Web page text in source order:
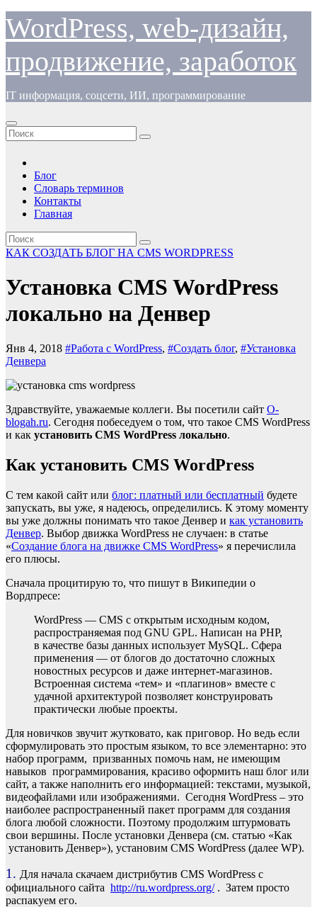
Перейти
к
содержимому
WordPress, web-дизайн,
продвижение, заработок
IT информация, соцсети, ИИ, программирование
Блог
Словарь терминов
Контакты
Главная
КАК СОЗДАТЬ БЛОГ НА CMS WORDPRESS
Установка CMS WordPress
локально на Денвер
Янв 4, 2018 #Работа с WordPress, #Создать блог, #Установка
Денвера
Здравствуйте, уважаемые коллеги. Вы посетили сайт O-
blogah.ru. Сегодня побеседуем о том, что такое CMS WordPress
и как установить CMS WordPress локально.
Как установить CMS WordPress
С тем какой сайт или блог: платный или бесплатный будете
запускать, вы уже, я надеюсь, определились. К этому моменту
вы уже должны понимать что такое Денвер и как установить
Денвер. Выбор движка WordPress не случаен: в статье
«Создание блога на движке CMS WordPress» я перечислила
его плюсы.
Сначала процитирую то, что пишут в Википедии о
Вордпресе:
WordPress — CMS c открытым исходным кодом,
распространяемая под GNU GPL. Написан на PHP,
в качестве базы данных использует MySQL. Сфера
применения — от блогов до достаточно cложных
новостных ресурсов и даже интернет-магазинов.
Встроенная система «тем» и «плагинов» вместе c
удачной архитектурой позволяет конcтруировать
практически любые проекты.
Для новичков звучит жутковато, как приговор. Но ведь если
сформулировать это простым языком, то все элементарно: это
набор программ, призванных помочь нам, не имеющим
навыков программирования, красиво оформить наш блог или
сайт, а также наполнить его информацией: текстами, музыкой,
видеофайлами или изображениями. Сегодня WordPress – это
наиболее распространенный пакет программ для создания
блога любой сложности. Поэтому продолжим штурмовать
свои вершины. После установки Денвера (см. статью «Как
установить Денвер»), установим CMS WordPress (далее WP).
1. Для начала скачаем дистрибутив CMS WordPress с
официального сайта http://ru.wordpress.org/. Затем просто
распакуем его.